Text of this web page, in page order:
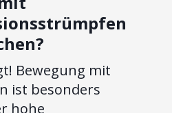
Bewegung mit
ist besonders
hohe